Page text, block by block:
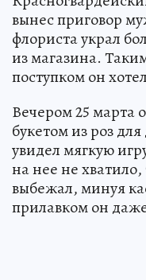
вынес приговор
флориста украл
из магазина.
поступком он
Вечером 25 марта
букетом из роз
увидел мягкую
на нее не
выбежал, минуя
прилавком он